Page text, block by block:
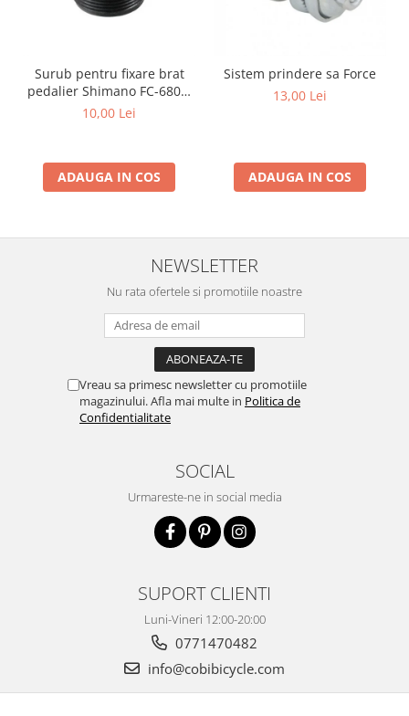
Surub pentru fixare brat
pedalier Shimano FC-6800,
M20
10,00 Lei
ADAUGA IN COS
Sistem prindere sa Force
13,00 Lei
ADAUGA IN COS
NEWSLETTER
Nu rata ofertele si promotiile noastre
Vreau sa primesc newsletter cu promotiile
magazinului. Afla mai multe in Politica de
Confidentialitate
SOCIAL
Urmareste-ne in social media
SUPORT CLIENTI
Luni-Vineri 12:00-20:00
0771470482
info@cobibicycle.com